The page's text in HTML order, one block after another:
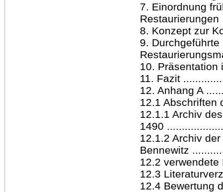
7. Einordnung
8. Konzept zur
9.
10. Präsentation
11. Fazit
12. Anhang A
12.1 Abschriften
12.1.1 Archiv
1490
12.1.2 Archiv
Bennewitz
12.2
12.3
12.4 Bewertung